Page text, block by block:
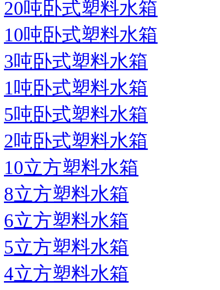
20吨卧式塑料水箱
10吨卧式塑料水箱
3吨卧式塑料水箱
1吨卧式塑料水箱
5吨卧式塑料水箱
2吨卧式塑料水箱
10立方塑料水箱
8立方塑料水箱
6立方塑料水箱
5立方塑料水箱
4立方塑料水箱